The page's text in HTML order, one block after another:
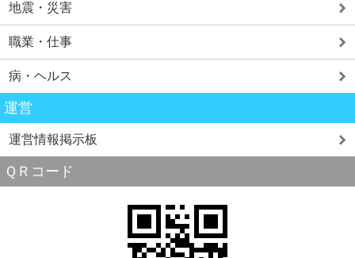
地震・災害
職業・仕事
病・ヘルス
運営
運営情報掲示板
ＱＲコード